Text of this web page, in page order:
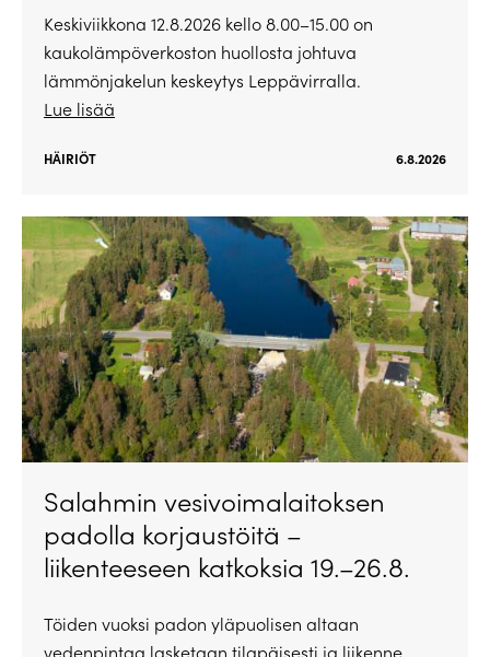
Keskiviikkona 12.8.2026 kello 8.00–15.00 on
kaukolämpöverkoston huollosta johtuva
lämmönjakelun keskeytys Leppävirralla.
Lue lisää
HÄIRIÖT 6.8.2026
Salahmin vesivoimalaitoksen
padolla korjaustöitä –
liikenteeseen katkoksia 19.–26.8.
Töiden vuoksi padon yläpuolisen altaan
vedenpintaa lasketaan tilapäisesti ja liikenne